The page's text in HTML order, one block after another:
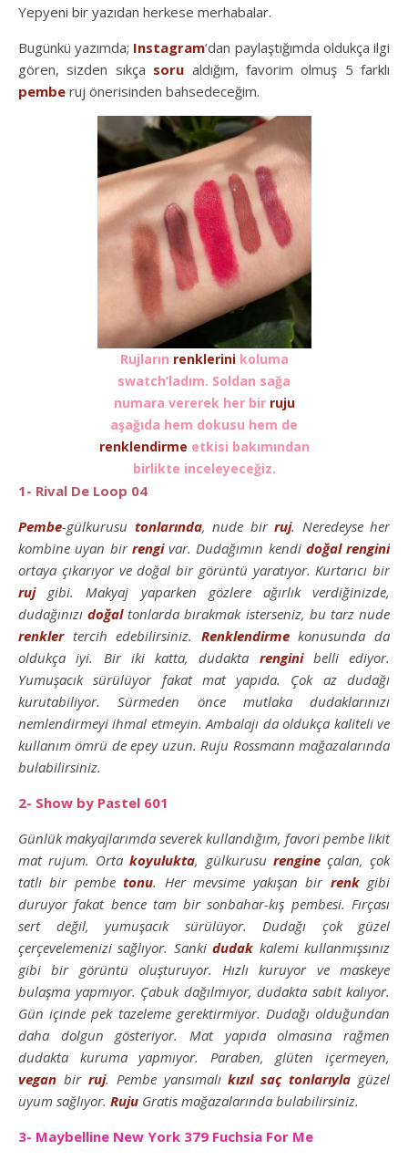
Yepyeni bir yazıdan herkese merhabalar.
Bugünkü yazımda; Instagram‘dan paylaştığımda oldukça ilgi
gören, sizden sıkça soru aldığım, favorim olmuş 5 farklı
pembe ruj önerisinden bahsedeceğim.
Rujların renklerinikoluma
swatch’ladım. Soldan sağa
numara vererek her bir ruju
aşağıda hem dokusu hem de
renklendirme etkisi bakımından
birlikte inceleyeceğiz.
1- Rival De Loop 04
Pembe-gülkurusu tonlarında, nude bir ruj. Neredeyse her
kombine uyan bir rengivar. Dudağımın kendi doğal rengini
ortaya çıkarıyor ve doğal bir görüntü yaratıyor. Kurtarıcı bir
rujgibi. Makyaj yaparken gözlere ağırlık verdiğinizde,
dudağınızıdoğaltonlarda bırakmak isterseniz, bu tarz nude
renklertercih edebilirsiniz. Renklendirmekonusunda da
oldukça iyi. Bir iki katta, dudakta renginibelli ediyor.
Yumuşacık sürülüyor fakat mat yapıda. Çok az dudağı
kurutabiliyor. Sürmeden önce mutlaka dudaklarınızı
nemlendirmeyi ihmal etmeyin. Ambalajı da oldukça kaliteli ve
kullanım ömrü de epey uzun. Ruju Rossmann mağazalarında
bulabilirsiniz.
2- Show by Pastel 601
Günlük makyajlarımda severek kullandığım, favori pembe likit
mat rujum. Ortakoyulukta, gülkurusu rengineçalan, çok
tatlı bir pembetonu. Her mevsime yakışan bir renkgibi
duruyor fakat bence tam bir sonbahar-kış pembesi. Fırçası
sert değil, yumuşacık sürülüyor. Dudağı çok güzel
çerçevelemenizi sağlıyor. Sankidudak kalemi kullanmışsınız
gibi bir görüntü oluşturuyor. Hızlı kuruyor ve maskeye
bulaşma yapmıyor. Çabuk dağılmıyor, dudakta sabit kalıyor.
Gün içinde pek tazeleme gerektirmiyor. Dudağı olduğundan
daha dolgun gösteriyor. Mat yapıda olmasına rağmen
dudakta kuruma yapmıyor. Paraben, glüten içermeyen,
vegan bir ruj. Pembe yansımalıkızıl saç tonlarıyla güzel
uyum sağlıyor. Ruju Gratis mağazalarında bulabilirsiniz.
3- Maybelline New York 379 Fuchsia For Me